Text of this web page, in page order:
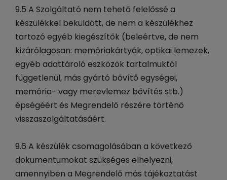
9.5 A Szolgáltató nem tehető felelőssé a
készülékkel beküldött, de nem a készülékhez
tartozó egyéb kiegészítők (beleértve, de nem
kizárólagosan: memóriakártyák, optikai lemezek,
egyéb adattároló eszközök tartalmuktól
függetlenül, más gyártó bővítő egységei,
memória- vagy merevlemez bővítés stb.)
épségéért és Megrendelő részére történő
visszaszolgáltatásáért.
9.6 A készülék csomagolásában a következő
dokumentumokat szükséges elhelyezni,
amennyiben a Megrendelő más tájékoztatást